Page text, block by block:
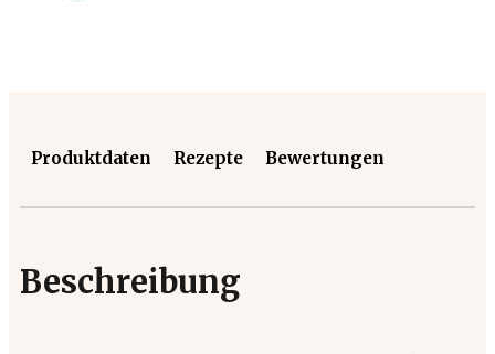
Produktdaten Rezepte Bewertungen
Beschreibung